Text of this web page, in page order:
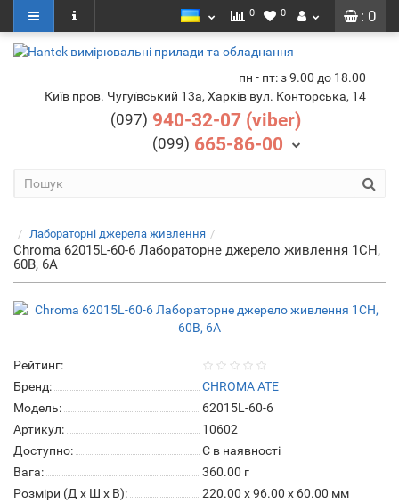
: 0
0 0
пн - пт: з 9.00 до 18.00
Київ пров. Чугуївський 13а, Харків вул. Конторська, 14
(097) 940-32-07 (viber)
(099) 665-86-00
Лабораторні джерела живлення
Chroma 62015L-60-6 Лабораторне джерело живлення 1CH,
60В, 6А
Рейтинг:
Бренд:
CHROMA ATE
Модель:
62015L-60-6
Артикул:
10602
Доступно:
Є в наявності
Вага:
360.00 г
Розміри (Д x Ш x В):
220.00 x 96.00 x 60.00 мм